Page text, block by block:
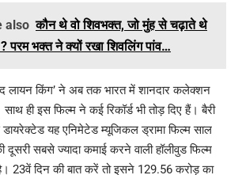
also कौन थे वो शिवभक्त, जो मुंह से चढ़ाते थे
परम भक्त ने क्यों रखा शिवलिंग पांव…
लायन किंग’ ने अब तक भारत में शानदार कलेक्शन
साथ ही इस फिल्म ने कई रिकॉर्ड भी तोड़ दिए हैं। बैरी
यह एनिमेटेड म्यूजिकल ड्रामा फिल्म साल
दूसरी सबसे ज्यादा कमाई करने वाली हॉलीवुड फिल्म
23वें दिन की बात करें तो इसने 129.56 करोड़ का